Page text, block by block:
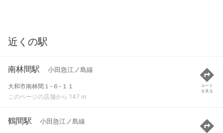
近くの駅
南林間駅 小田急江ノ島線
大和市南林間１-６-１１
このページの店舗から 147 m
ルート
を見る
鶴間駅 小田急江ノ島線